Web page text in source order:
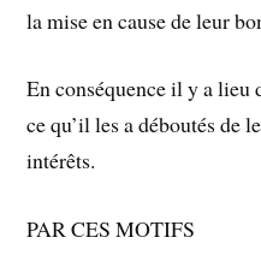
la mise en cause de leur
En conséquence il y a
ce qu’il les a déboutés de
intérêts.
PAR CES MOTIFS